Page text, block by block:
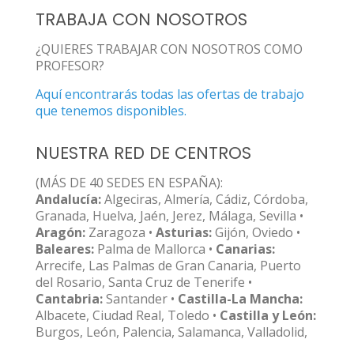
TRABAJA CON NOSOTROS
¿QUIERES TRABAJAR CON NOSOTROS COMO
PROFESOR?
Aquí encontrarás todas las ofertas de trabajo
que tenemos disponibles.
NUESTRA RED DE CENTROS
(MÁS DE 40 SEDES EN ESPAÑA):
Andalucía:Algeciras, Almería, Cádiz, Córdoba,
Granada, Huelva, Jaén, Jerez, Málaga, Sevilla •
Aragón: Zaragoza • Asturias:Gijón, Oviedo •
Baleares: Palma de Mallorca • Canarias:
Arrecife, Las Palmas de Gran Canaria, Puerto
del Rosario, Santa Cruz de Tenerife •
Cantabria:Santander • Castilla-La Mancha:
Albacete, Ciudad Real, Toledo • Castilla y León:
Burgos, León, Palencia, Salamanca, Valladolid,